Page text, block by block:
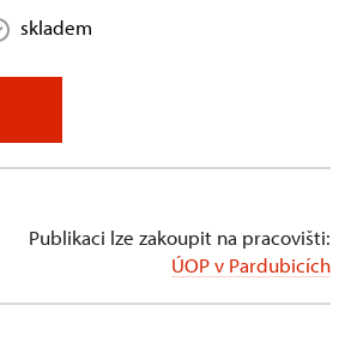
skladem
Publikaci lze zakoupit na pracovišti:
ÚOP v Pardubicích